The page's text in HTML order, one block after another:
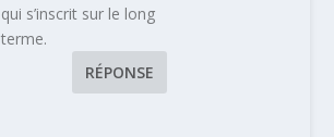
qui s’inscrit sur le long
terme.
RÉPONSE